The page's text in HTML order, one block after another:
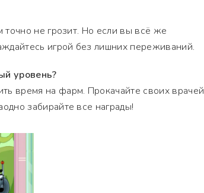
точно не грозит. Но если вы всё же
игрой без лишних переживаний.
уровень?
время на фарм. Прокачайте своих врачей
забирайте все награды!